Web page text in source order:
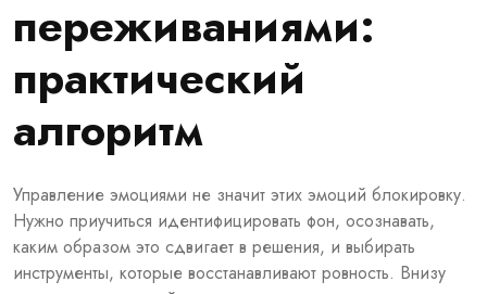
переживаниями:
практический
алгоритм
Управление эмоциями не значит этих эмоций блокировку.
Нужно приучиться идентифицировать фон, осознавать,
каким образом это сдвигает в решения, и выбирать
инструменты, которые восстанавливают ровность. Внизу